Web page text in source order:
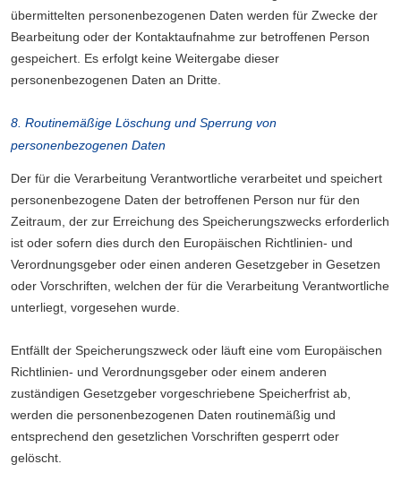
übermittelten personenbezogenen Daten werden für Zwecke der
Bearbeitung oder der Kontaktaufnahme zur betroffenen Person
gespeichert. Es erfolgt keine Weitergabe dieser
personenbezogenen Daten an Dritte.
8. Routinemäßige Löschung und Sperrung von
personenbezogenen Daten
Der für die Verarbeitung Verantwortliche verarbeitet und speichert
personenbezogene Daten der betroffenen Person nur für den
Zeitraum, der zur Erreichung des Speicherungszwecks erforderlich
ist oder sofern dies durch den Europäischen Richtlinien- und
Verordnungsgeber oder einen anderen Gesetzgeber in Gesetzen
oder Vorschriften, welchen der für die Verarbeitung Verantwortliche
unterliegt, vorgesehen wurde.
Entfällt der Speicherungszweck oder läuft eine vom Europäischen
Richtlinien- und Verordnungsgeber oder einem anderen
zuständigen Gesetzgeber vorgeschriebene Speicherfrist ab,
werden die personenbezogenen Daten routinemäßig und
entsprechend den gesetzlichen Vorschriften gesperrt oder
gelöscht.